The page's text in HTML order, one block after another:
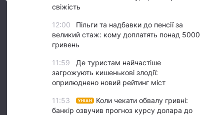
свіжість
12:00
Пільги та надбавки до пенсії за
великий стаж: кому доплатять понад 5000
гривень
11:59
Де туристам найчастіше
загрожують кишенькові злодії:
оприлюднено новий рейтинг міст
11:53 УНІАН
Коли чекати обвалу гривні:
банкір озвучив прогноз курсу долара до